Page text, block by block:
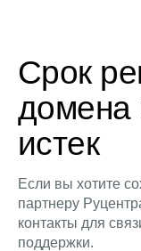
Срок
домена
истек
Если вы хотите
партнеру
контакты для
поддержки.